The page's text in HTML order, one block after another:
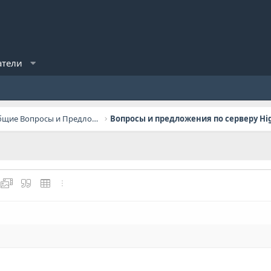
General Questions / Общие Вопросы и Предложения
изображение
МедиаЦитатаВставить таблицу
Дополнительно...